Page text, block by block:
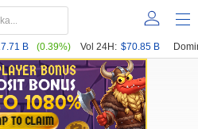
B (0.39%) Vol 24H: $70.85 B